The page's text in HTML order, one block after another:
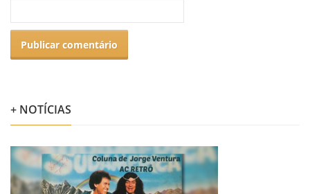
+ NOTÍCIAS